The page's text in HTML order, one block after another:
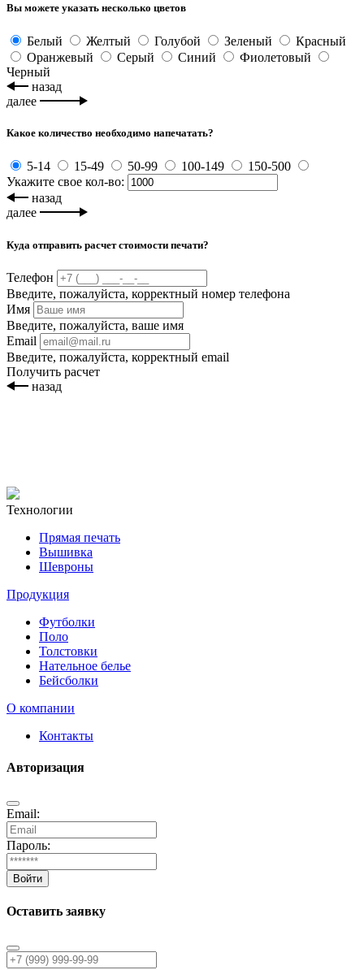
Вы можете указать несколько цветов
Белый Желтый Голубой Зеленый
Красный
Оранжевый
Серый Синий
Фиолетовый
Черный
назад
далее
Какое количество необходимо напечатать?
5-14 15-49 50-99 100-149
150-500
Укажите свое кол-во:
назад
далее
Куда отправить расчет стоимости печати?
Телефон
Введите, пожалуйста, корректный номер телефона
Имя
Введите, пожалуйста, ваше имя
Email
Введите, пожалуйста, корректный email
Получить расчет
назад
Технологии
Прямая печать
Вышивка
Шевроны
Продукция
Футболки
Поло
Толстовки
Нательное белье
Бейсболки
О компании
Контакты
Авторизация
Email:
Пароль:
Войти
Оставить заявку